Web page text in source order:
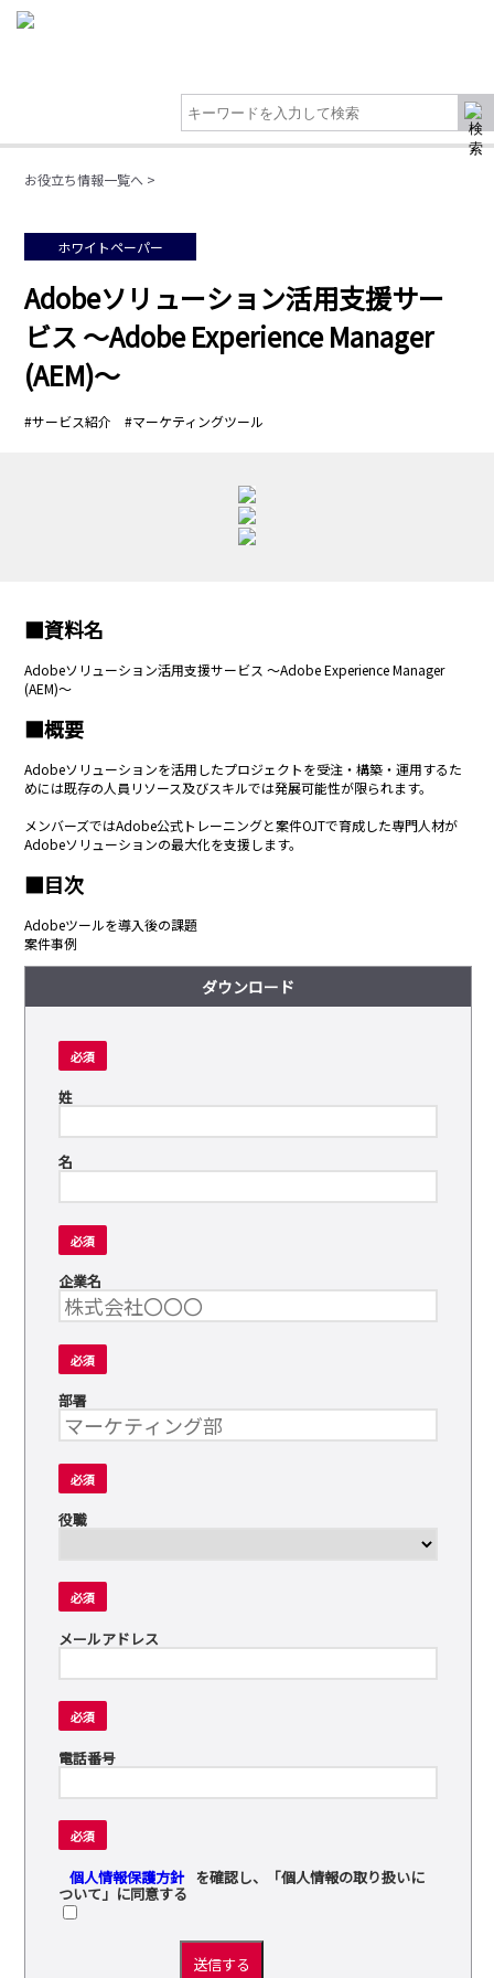
お役立ち情報一覧へ >
ホワイトペーパー
Adobeソリューション活用支援サー
ビス ～Adobe Experience Manager
(AEM)～
#サービス紹介 #マーケティングツール
■資料名
Adobeソリューション活用支援サービス ～Adobe Experience Manager
(AEM)～
■概要
Adobeソリューションを活用したプロジェクトを受注・構築・運用するた
めには既存の人員リソース及びスキルでは発展可能性が限られます。
メンバーズではAdobe公式トレーニングと案件OJTで育成した専門人材が
Adobeソリューションの最大化を支援します。
■目次
Adobeツールを導入後の課題
案件事例
ダウンロード
必須
姓
名
必須
企業名
必須
部署
必須
役職
必須
メールアドレス
必須
電話番号
必須
個人情報保護方針 を確認し、「個人情報の取り扱いに
ついて」に同意する
送信する